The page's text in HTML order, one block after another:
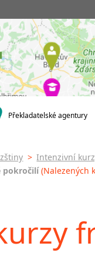
kurzy s
Online
Letní
Večerní
Překladatelské agentury
> Intenzivní
pokročilí(Nalezených